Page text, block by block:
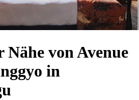
Nähe von Avenue
in